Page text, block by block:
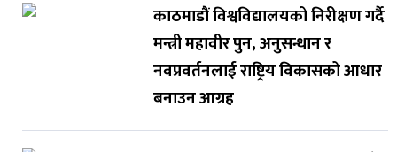
काठमाडौं विश्वविद्यालयको निरीक्षण गर्दै
मन्त्री महावीर पुन, अनुसन्धान र
नवप्रवर्तनलाई राष्ट्रिय विकासको आधार
बनाउन आग्रह